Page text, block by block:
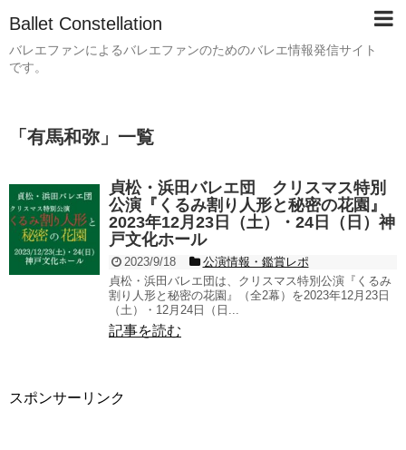
Ballet Constellation
バレエファンによるバレエファンのためのバレエ情報発信サイト
です。
「 有馬和弥 」 一覧
貞松・浜田バレエ団 クリスマス特別
公演『くるみ割り人形と秘密の花園』
2023年12月23日（土）・24日（日）神
戸文化ホール
2023/9/18
公演情報・鑑賞レポ
貞松・浜田バレエ団は、クリスマス特別公演『くるみ
割り人形と秘密の花園』（全2幕）を2023年12月23日
（土）・12月24日（日...
記事を読む
スポンサーリンク